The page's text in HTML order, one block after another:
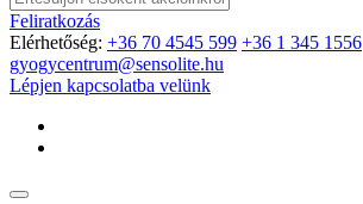
Feliratkozás
Elérhetőség: +36 70 4545 599 +36 1 345 1556
gyogycentrum@sensolite.hu
Lépjen kapcsolatba velünk